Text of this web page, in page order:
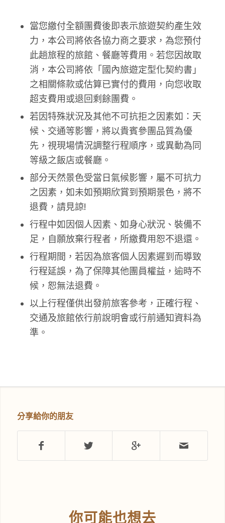
當您繳付全額團費後即表示旅遊契約產生效
力，本公司將依各協力商之要求，為您預付
此趟旅程的旅館、餐廳等費用。若您因故取
消，本公司將依「國內旅遊定型化契約書」
之相關條款或估算已實付的費用，向您收取
超支費用或退回剩餘團費。
若因特殊狀況及其他不可抗拒之因素如：天
候、交通等影響，將以貴賓參團品質為優
先，視現場情況調整行程順序，或異動為同
等級之飯店或餐廳。
部分天然景色受當日氣候影響，屬不可抗力
之因素，如未如預期欣賞到預期景色，將不
退費，請見諒!
行程中如因個人因素、如身心狀況、裝備不
足，自願放棄行程者，所繳費用恕不退還。
行程期間，若因為旅客個人因素遲到而導致
行程延誤，為了保障其他團員權益，逾時不
候，恕無法退費。
以上行程僅供出發前旅客參考，正確行程、
交通及旅館依行前說明會或行前通知資料為
準。
分享給你的朋友
你可能也想去